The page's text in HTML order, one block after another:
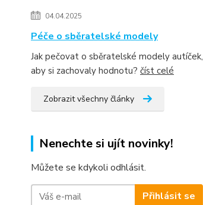
04.04.2025
Péče o sběratelské modely
Jak pečovat o sběratelské modely autíček,
aby si zachovaly hodnotu? číst celé
Zobrazit všechny články
Nenechte si ujít novinky!
Můžete se kdykoli odhlásit.
Přihlásit se